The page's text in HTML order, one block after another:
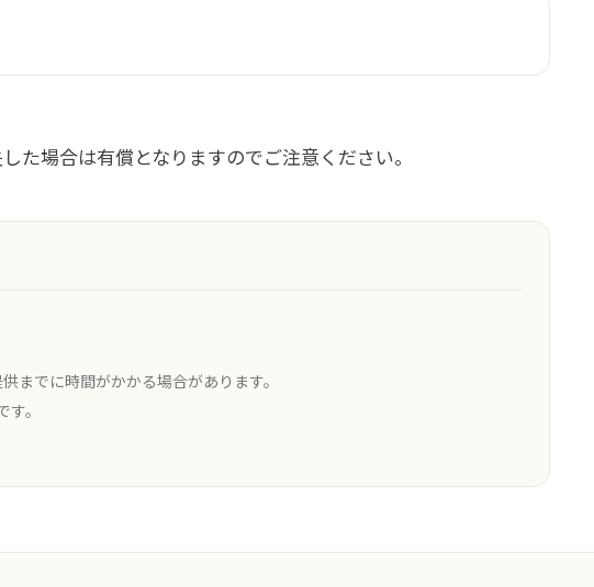
た場合は有償となりますのでご注意ください。
までに時間がかかる場合があります。
。